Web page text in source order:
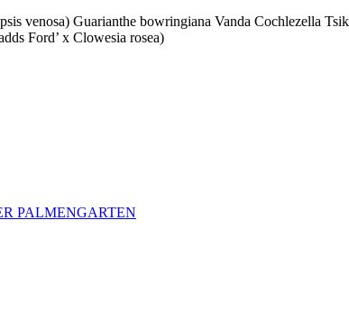
Ford’ x Clowesia rosea)
PALMENGARTEN